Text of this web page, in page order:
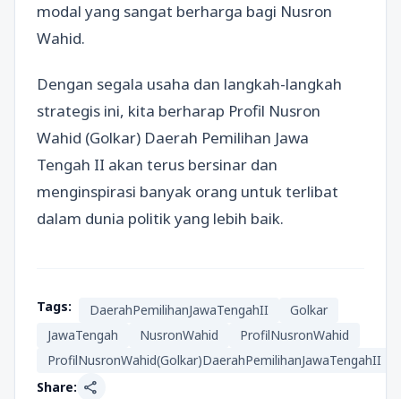
modal yang sangat berharga bagi Nusron
Wahid.
Dengan segala usaha dan langkah-langkah
strategis ini, kita berharap Profil Nusron
Wahid (Golkar) Daerah Pemilihan Jawa
Tengah II akan terus bersinar dan
menginspirasi banyak orang untuk terlibat
dalam dunia politik yang lebih baik.
Tags: DaerahPemilihanJawaTengahII
Golkar
JawaTengah
NusronWahid
ProfilNusronWahid
ProfilNusronWahid(Golkar)DaerahPemilihanJawaTengahII
Share: share